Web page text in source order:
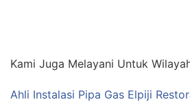
Kami Juga Melayani Untuk
Ahli Instalasi Pipa Gas Elpiji